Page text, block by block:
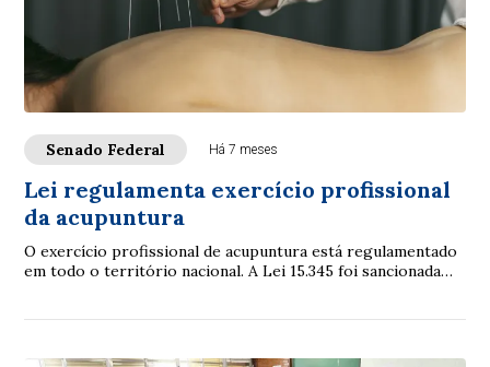
Senado Federal Há 7 meses
Lei regulamenta exercício profissional
da acupuntura
O exercício profissional de acupuntura está regulamentado
em todo o território nacional. A Lei 15.345 foi sancionada